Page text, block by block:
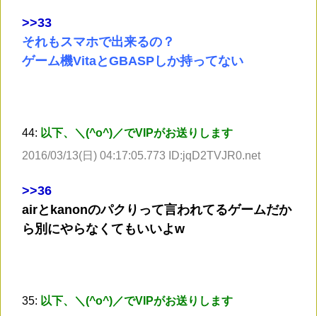
>>33
それもスマホで出来るの？
ゲーム機VitaとGBASPしか持ってない
44: 以下、＼(^o^)／でVIPがお送りします
2016/03/13(日) 04:17:05.773 ID:jqD2TVJR0.net
>>36
airとkanonのパクりって言われてるゲームだか
ら別にやらなくてもいいよw
35: 以下、＼(^o^)／でVIPがお送りします